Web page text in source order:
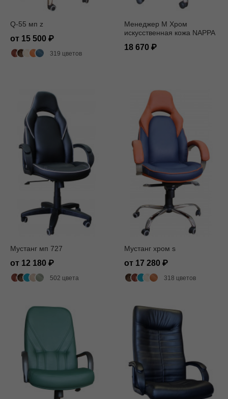
Q-55 мп z
от 15 500
319 цветов
Менеджер M Хром
искусственная кожа NAPPA
18 670
Мустанг мп 727
от 12 180
502 цвета
Мустанг хром s
от 17 280
318 цветов